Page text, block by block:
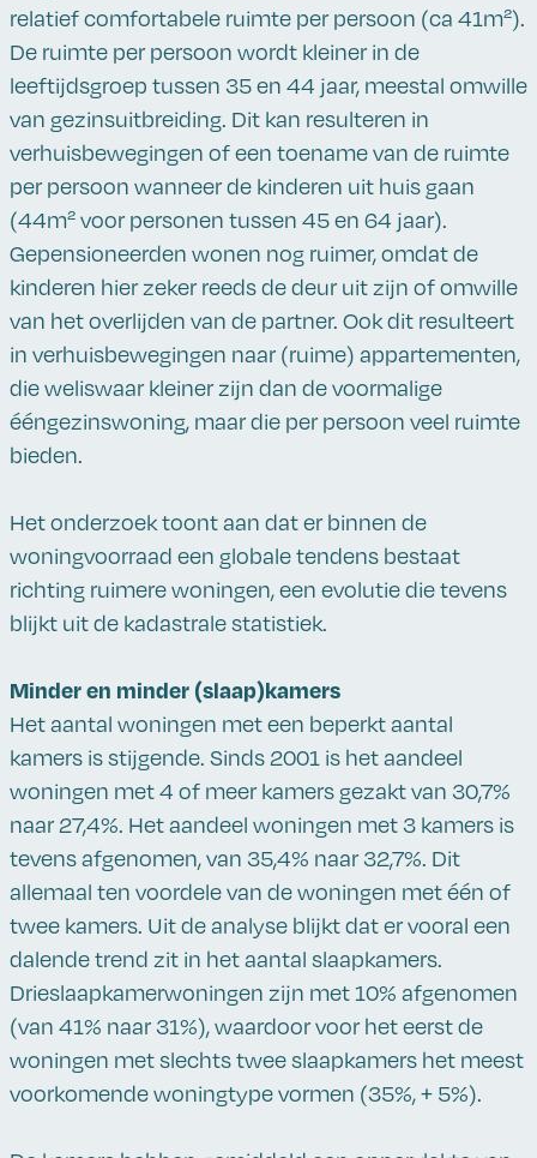
relatief comfortabele ruimte per persoon (ca 41m²).
De ruimte per persoon wordt kleiner in de
leeftijdsgroep tussen 35 en 44 jaar, meestal omwille
van gezinsuitbreiding. Dit kan resulteren in
verhuisbewegingen of een toename van de ruimte
per persoon wanneer de kinderen uit huis gaan
(44m² voor personen tussen 45 en 64 jaar).
Gepensioneerden wonen nog ruimer, omdat de
kinderen hier zeker reeds de deur uit zijn of omwille
van het overlijden van de partner. Ook dit resulteert
in verhuisbewegingen naar (ruime) appartementen,
die weliswaar kleiner zijn dan de voormalige
ééngezinswoning, maar die per persoon veel ruimte
bieden.
Het onderzoek toont aan dat er binnen de
woningvoorraad een globale tendens bestaat
richting ruimere woningen, een evolutie die tevens
blijkt uit de kadastrale statistiek.
Minder en minder (slaap)kamers
Het aantal woningen met een beperkt aantal
kamers is stijgende. Sinds 2001 is het aandeel
woningen met 4 of meer kamers gezakt van 30,7%
naar 27,4%. Het aandeel woningen met 3 kamers is
tevens afgenomen, van 35,4% naar 32,7%. Dit
allemaal ten voordele van de woningen met één of
twee kamers. Uit de analyse blijkt dat er vooral een
dalende trend zit in het aantal slaapkamers.
Drieslaapkamerwoningen zijn met 10% afgenomen
(van 41% naar 31%), waardoor voor het eerst de
woningen met slechts twee slaapkamers het meest
voorkomende woningtype vormen (35%, + 5%).